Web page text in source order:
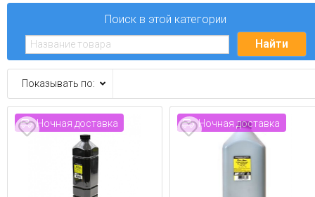
Поиск в этой категории
Показывать по:
Ночная доставка Ночная доставка